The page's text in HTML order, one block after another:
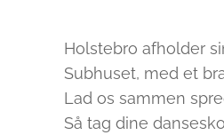
Holstebro afholder
Subhuset, med et
Lad os sammen
Så tag dine